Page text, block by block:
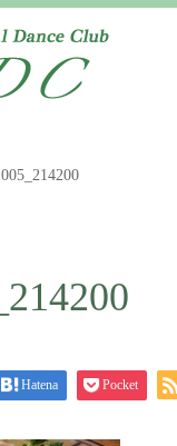
Hatena Pocket